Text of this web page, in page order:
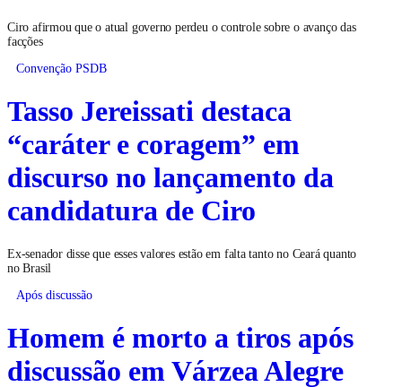
Ciro afirmou que o atual governo perdeu o controle sobre o avanço das
facções
Convenção PSDB
Tasso Jereissati destaca
“caráter e coragem” em
discurso no lançamento da
candidatura de Ciro
Ex-senador disse que esses valores estão em falta tanto no Ceará quanto
no Brasil
Após discussão
Homem é morto a tiros após
discussão em Várzea Alegre